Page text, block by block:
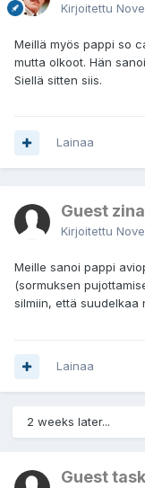
Kirjoitettu
Meillä myös pappi so
mutta olkoot. Hän
Siellä sitten siis.
Lainaa
Guest
Kirjoitettu
Meille sanoi pappi
(sormuksen
silmiin, että suudelkaa
Lainaa
2 weeks later...
Guest